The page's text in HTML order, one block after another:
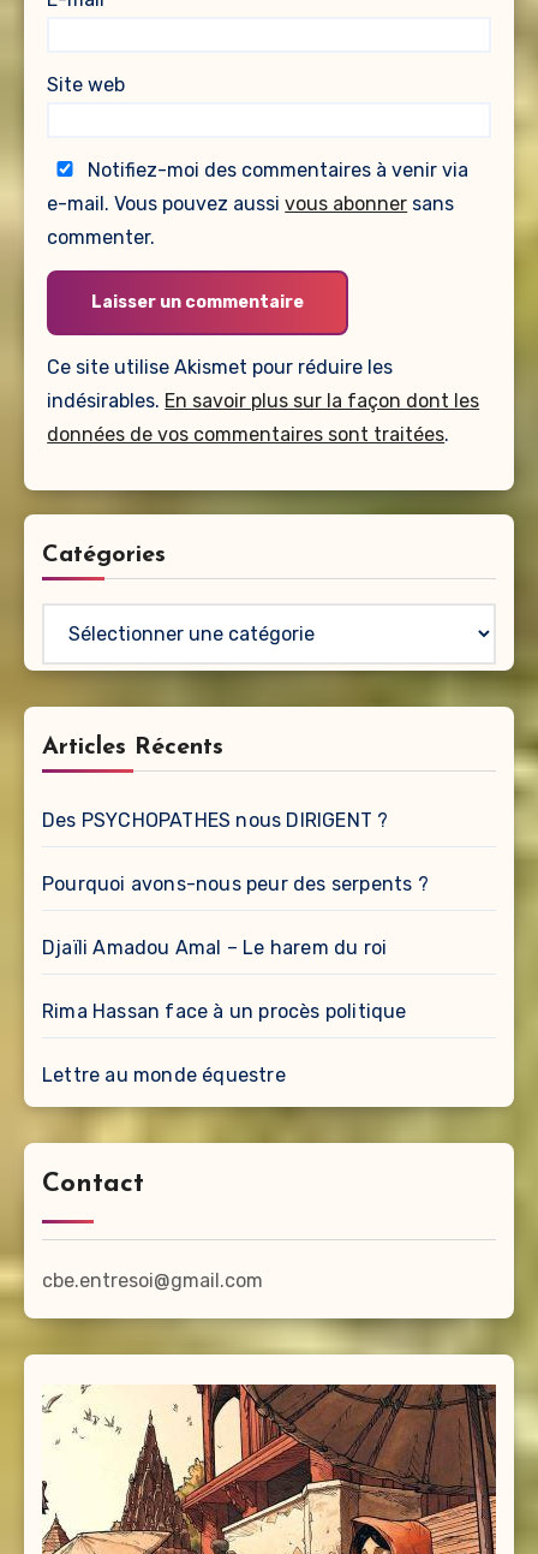
Site web
Notifiez-moi des commentaires à venir via
e-mail. Vous pouvez aussivous abonner sans
commenter.
Ce site utilise Akismet pour réduire les
indésirables. En savoir plus sur la façon dont les
données de vos commentaires sont traitées.
Catégories
Articles Récents
Des PSYCHOPATHES nous DIRIGENT ?
Pourquoi avons-nous peur des serpents ?
Djaïli Amadou Amal – Le harem du roi
Rima Hassan face à un procès politique
Lettre au monde équestre
Contact
cbe.entresoi@gmail.com